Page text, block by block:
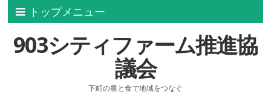
トップメニュー
903シティファーム推進協
議会
下町の農と食で地域をつなぐ